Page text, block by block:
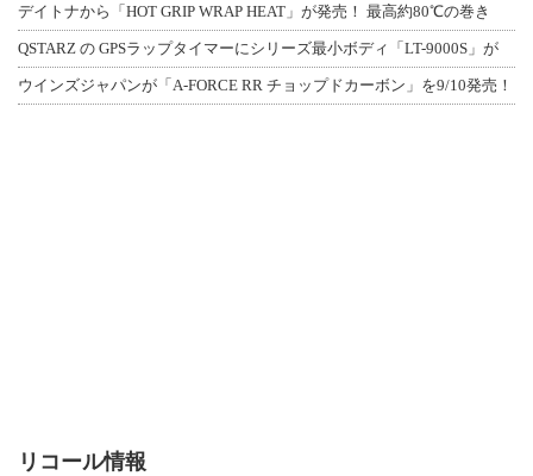
デイトナから「HOT GRIP WRAP HEAT」が発売！ 最高約80℃の巻き
QSTARZ の GPSラップタイマーにシリーズ最小ボディ「LT-9000S」が
ウインズジャパンが「A-FORCE RR チョップドカーボン」を9/10発売！
リコール情報